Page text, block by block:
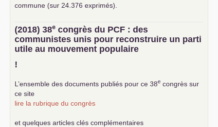
commune (sur 24.376 exprimés).
(2018) 38e congrès du PCF : des
communistes unis pour reconstruire un parti
utile au mouvement populaire
!
L’ensemble des documents publiés pour ce 38e congrès sur
ce site
lire la rubrique du congrès
et quelques articles clés complémentaires